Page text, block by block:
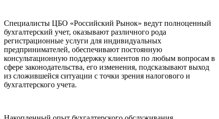
Специалисты ЦБО «Российский Рынок» ведут полноценный
бухгалтерский учет, оказывают различного рода
регистрационные услуги для индивидуальных
предпринимателей, обеспечивают постоянную
консультационную поддержку клиентов по любым вопросам в
сфере законодательства, его изменения, подсказывают выход
из сложившейся ситуации с точки зрения налогового и
бухгалтерского учета.